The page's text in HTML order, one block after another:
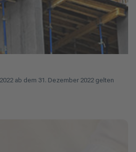
ab dem 31. Dezember 2022 gelten